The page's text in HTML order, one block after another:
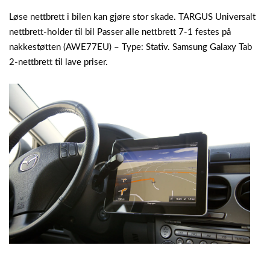
Løse nettbrett i bilen kan gjøre stor skade. TARGUS Universalt
nettbrett-holder til bil Passer alle nettbrett 7-1 festes på
nakkestøtten (AWE77EU) – Type: Stativ. Samsung Galaxy Tab
2-nettbrett til lave priser.